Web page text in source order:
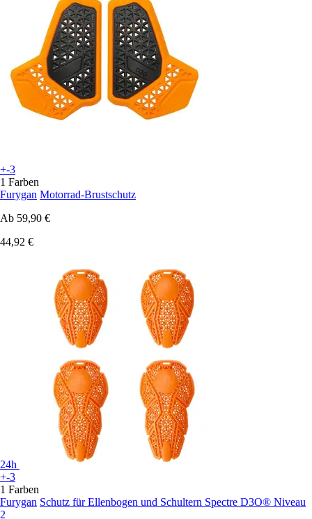
+-3
1 Farben
Furygan Motorrad-Brustschutz
Ab 59,90 €
44,92 €
24h
+-3
1 Farben
Furygan Schutz für Ellenbogen und Schultern Spectre D3O® Niveau
2